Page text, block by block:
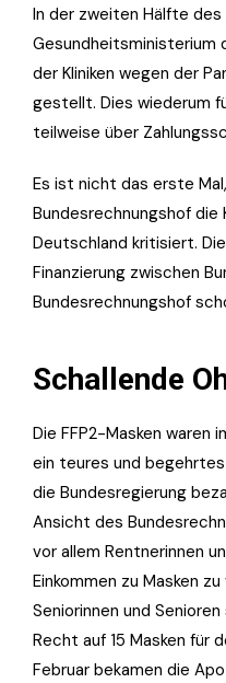
In der zweiten Hälfte
Gesundheitsministerium
der Kliniken wegen der
gestellt. Dies wiederum
teilweise über
Es ist nicht das erste
Bundesrechnungshof die
Deutschland kritisiert.
Finanzierung zwischen
Bundesrechnungshof
Schallende
Die FFP2-Masken waren
ein teures und
die Bundesregierung
Ansicht des
vor allem Rentnerinnen
Einkommen zu Masken
Seniorinnen und
Recht auf 15 Masken für
Februar bekamen die